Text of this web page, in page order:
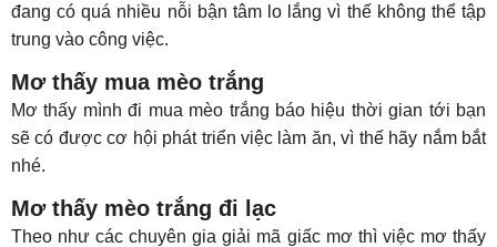
đang có quá nhiều nỗi bận tâm lo lắng vì thế không thể tập
trung vào công việc.
Mơ thấy mua mèo trắng
Mơ thấy mình đi mua mèo trắng báo hiệu thời gian tới bạn
sẽ có được cơ hội phát triển việc làm ăn, vì thế hãy nắm bắt
nhé.
Mơ thấy mèo trắng đi lạc
Theo như các chuyên gia giải mã giấc mơ thì việc mơ thấy